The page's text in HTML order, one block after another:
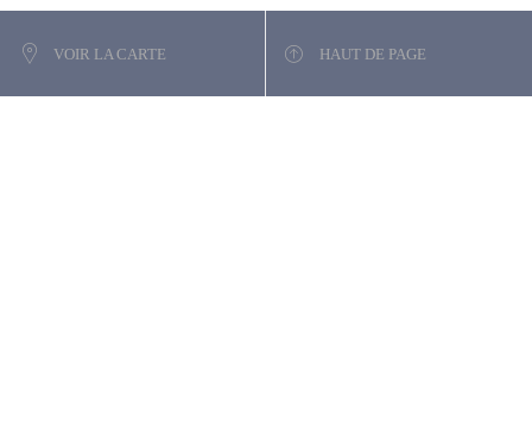
VOIR LA CARTE HAUT DE PAGE